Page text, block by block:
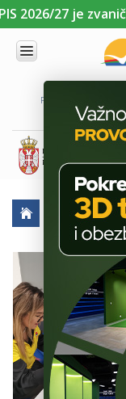
27 je zvanično
PORTAL ZA UČENIKE
NAMA
KOMBINOVANI
PROGRAM
NACIONALNI
PROGRAM
PROGRAM
SAVREMENO
OBRAZOVANJE
IT I
TEHNOLOGIJA
VESTI
ERASMUS+
OSNOVNA
ŠKOLA
AKTUELNO